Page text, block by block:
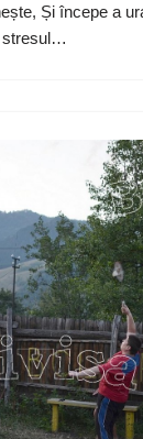
Și începe a
stresul…